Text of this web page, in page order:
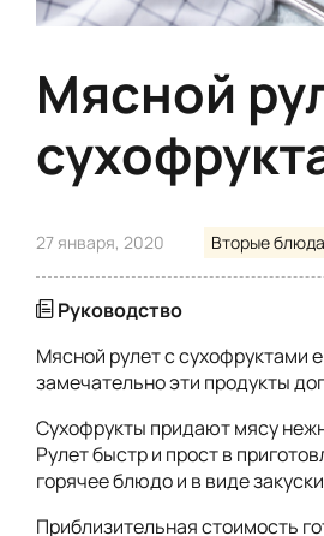
Мясной
27 января, 2020 Вторые блюда
Руководство
Мясной рулет с сухофруктами
замечательно эти продукты
Сухофрукты придают мясу
Рулет быстр и прост в
горячее блюдо и в виде
Приблизительная стоимость